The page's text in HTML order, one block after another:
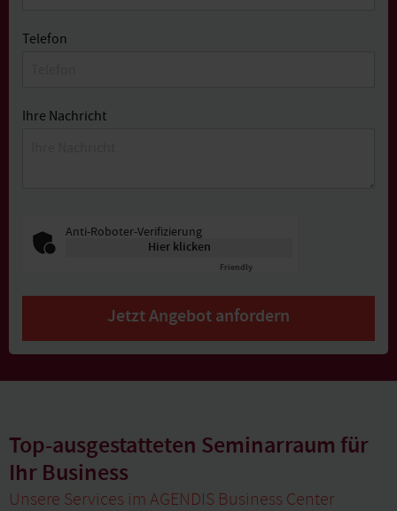
Telefon
Ihre Nachricht
Anti-Roboter-Verifizierung
Hier klicken
Friendly
Jetzt Angebot anfordern
Top-ausgestatteten Seminarraum für
Ihr Business
Unsere Services im AGENDIS Business Center